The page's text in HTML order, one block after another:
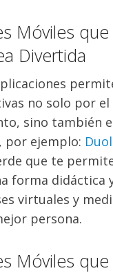
Móviles
Divertida
no solo por
sino también
por ejemplo:
que te
forma didáctica
virtuales y
persona.
Móviles que